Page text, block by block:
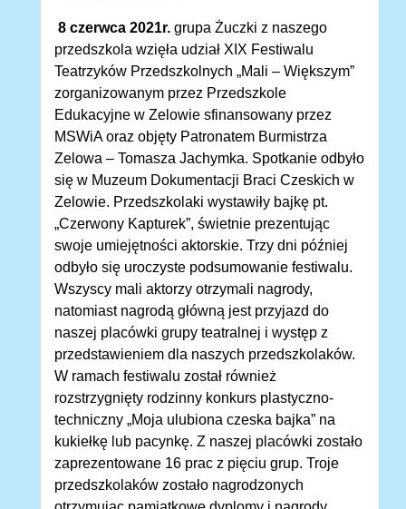
8 czerwca 2021r. grupa Żuczki z naszego
przedszkola wzięła udział XIX Festiwalu
Teatrzyków Przedszkolnych „Mali – Większym”
zorganizowanym przez Przedszkole
Edukacyjne w Zelowie sfinansowany przez
MSWiA oraz objęty Patronatem Burmistrza
Zelowa – Tomasza Jachymka. Spotkanie odbyło
się w Muzeum Dokumentacji Braci Czeskich w
Zelowie. Przedszkolaki wystawiły bajkę pt.
„Czerwony Kapturek”, świetnie prezentując
swoje umiejętności aktorskie. Trzy dni później
odbyło się uroczyste podsumowanie festiwalu.
Wszyscy mali aktorzy otrzymali nagrody,
natomiast nagrodą główną jest przyjazd do
naszej placówki grupy teatralnej i występ z
przedstawieniem dla naszych przedszkolaków.
W ramach festiwalu został również
rozstrzygnięty rodzinny konkurs plastyczno-
techniczny „Moja ulubiona czeska bajka” na
kukiełkę lub pacynkę. Z naszej placówki zostało
zaprezentowane 16 prac z pięciu grup. Troje
przedszkolaków zostało nagrodzonych